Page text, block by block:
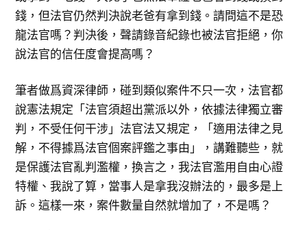
錢，但法官仍然判決說老爸有拿到錢。請問這不是恐
龍法官嗎？判決後，聲請錄音紀錄也被法官拒絕，你
說法官的信任度會提高嗎？
筆者做爲資深律師，碰到類似案件不只一次，法官都
說憲法規定「法官須超出黨派以外，依據法律獨立審
判，不受任何干涉」法官法又規定，「適用法律之見
解，不得據爲法官個案評鑑之事由」，講難聽些，就
是保護法官亂判濫權，換言之，我法官濫用自由心證
特權、我說了算，當事人是拿我沒辦法的，最多是上
訴。這樣一來，案件數量自然就增加了，不是嗎？